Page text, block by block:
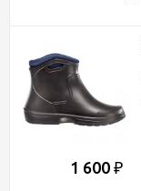
1 600 ₽